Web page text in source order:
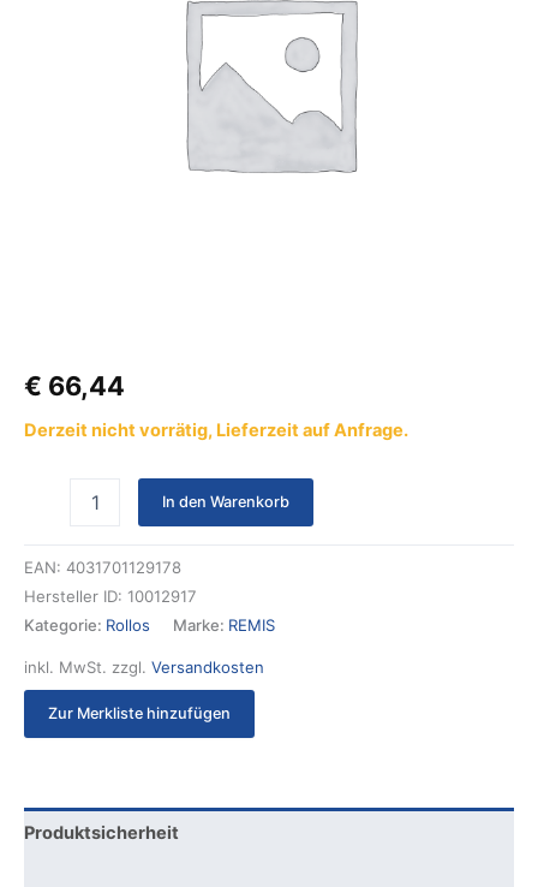
€ 66,44
Derzeit nicht vorrätig, Lieferzeit auf Anfrage.
In den Warenkorb
EAN: 4031701129178
Hersteller ID: 10012917
Kategorie: Rollos Marke: REMIS
inkl. MwSt. zzgl. Versandkosten
Zur Merkliste hinzufügen
Produktsicherheit